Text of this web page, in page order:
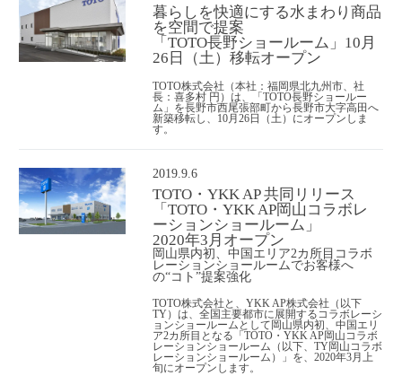
暮らしを快適にする水まわり商品
を空間で提案
「TOTO長野ショールーム」10月
26日（土）移転オープン
TOTO株式会社（本社：福岡県北九州市、社
長：喜多村 円）は、「TOTO長野ショールー
ム」を長野市西尾張部町から長野市大字高田へ
新築移転し、10月26日（土）にオープンしま
す。
2019.9.6
TOTO・YKK AP 共同リリース
「TOTO・YKK AP岡山コラボレ
ーションショールーム」
2020年3月オープン
岡山県内初、中国エリア2カ所目コラボ
レーションショールームでお客様へ
の“コト”提案強化
TOTO株式会社と、YKK AP株式会社（以下
TY）は、全国主要都市に展開するコラボレーシ
ョンショールームとして岡山県内初、中国エリ
ア2カ所目となる「TOTO・YKK AP岡山コラボ
レーションショールーム（以下、TY岡山コラボ
レーションショールーム）」を、2020年3月上
旬にオープンします。